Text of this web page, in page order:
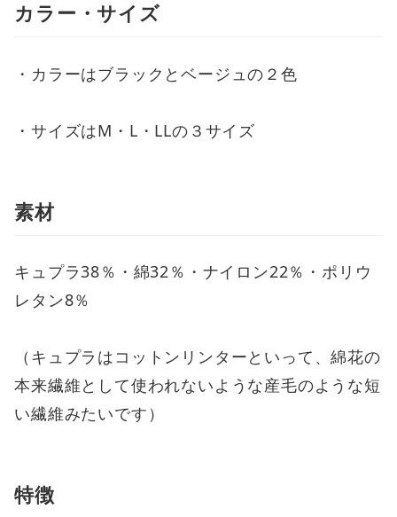
カラー・サイズ
・カラーはブラックとベージュの２色
・サイズはM・L・LLの３サイズ
素材
キュプラ38％・綿32％・ナイロン22％・ポリウ
レタン8％
（キュプラはコットンリンターといって、綿花の
本来繊維として使われないような産毛のような短
い繊維みたいです）
特徴